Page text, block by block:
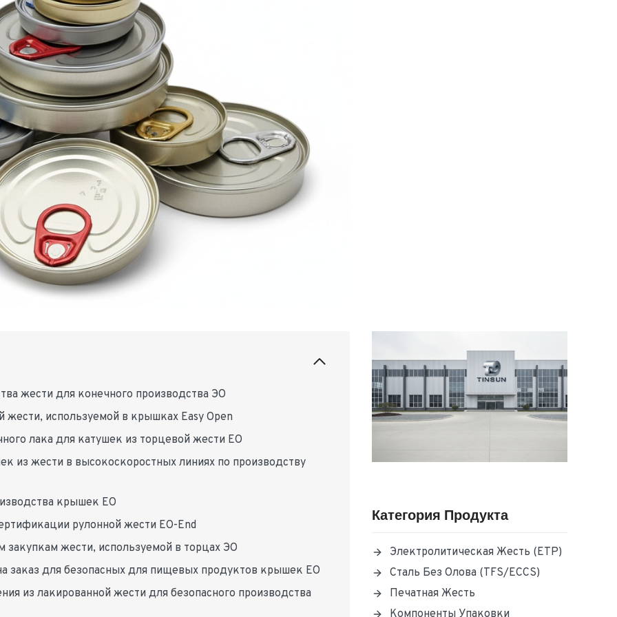
жести для конечного производства ЭО
жести, используемой в крышках Easy Open
лака для катушек из торцевой жести EO
из жести в высокоскоростных линиях по производству
крышек EO
рулонной жести EO-End
закупкам жести, используемой в торцах ЭО
заказ для безопасных для пищевых продуктов крышек EO
лакированной жести для безопасного производства
Категория Продукта
Электролитическая Жесть (ETP)
Сталь Без Олова (TFS/ECCS)
Печатная Жесть
Компоненты Упаковки